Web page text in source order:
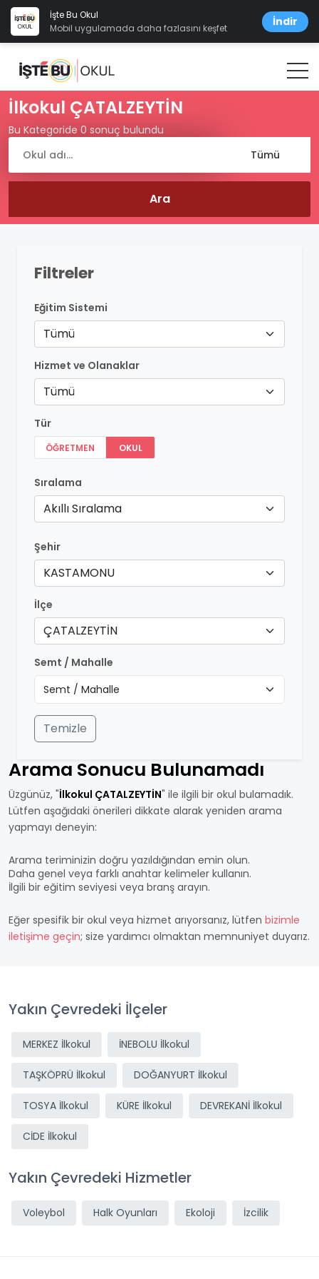
İşte Bu Okul
Mobil uygulamada daha fazlasını keşfet
İndir
İlkokul ÇATALZEYTİN
Bu Kategoride 0 sonuç bulundu
Filtreler
Eğitim Sistemi
Tümü
Hizmet ve Olanaklar
Tümü
Tür
ÖĞRETMEN OKUL
Sıralama
Akıllı Sıralama
Şehir
KASTAMONU
İlçe
ÇATALZEYTİN
Semt / Mahalle
Temizle
Arama Sonucu Bulunamadı
Üzgünüz, "İlkokul ÇATALZEYTİN" ile ilgili bir okul bulamadık.
Lütfen aşağıdaki önerileri dikkate alarak yeniden arama
yapmayı deneyin:
Arama teriminizin doğru yazıldığından emin olun.
Daha genel veya farklı anahtar kelimeler kullanın.
İlgili bir eğitim seviyesi veya branş arayın.
Eğer spesifik bir okul veya hizmet arıyorsanız, lütfen bizimle
iletişime geçin; size yardımcı olmaktan memnuniyet duyarız.
Yakın Çevredeki İlçeler
MERKEZ İlkokul İNEBOLU İlkokul
TAŞKÖPRÜ İlkokul DOĞANYURT İlkokul
TOSYA İlkokul KÜRE İlkokul DEVREKANİ İlkokul
CİDE İlkokul
Yakın Çevredeki Hizmetler
Voleybol Halk Oyunları Ekoloji İzcilik